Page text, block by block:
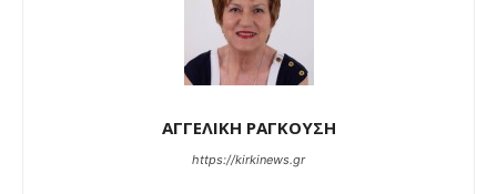
ΑΓΓΕΛΙΚΗ ΡΑΓΚΟΥΣΗ
https://kirkinews.gr